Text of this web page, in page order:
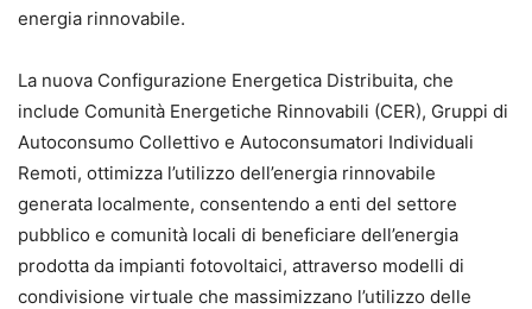
energia rinnovabile.
La nuova Configurazione Energetica Distribuita, che
include Comunità Energetiche Rinnovabili (CER), Gruppi di
Autoconsumo Collettivo e Autoconsumatori Individuali
Remoti, ottimizza l’utilizzo dell’energia rinnovabile
generata localmente, consentendo a enti del settore
pubblico e comunità locali di beneficiare dell’energia
prodotta da impianti fotovoltaici, attraverso modelli di
condivisione virtuale che massimizzano l’utilizzo delle